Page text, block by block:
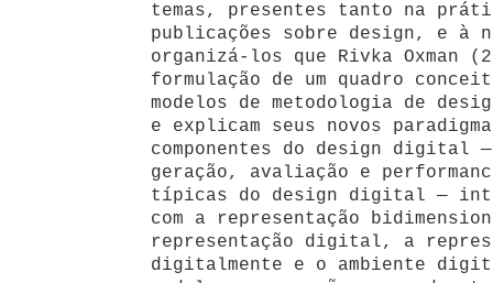
temas, presentes tanto na
publicações sobre design, e à
organizá-los que Rivka Oxman
formulação de um quadro
modelos de metodologia de
e explicam seus novos
componentes do design digital
geração, avaliação e
típicas do design digital —
com a representação
representação digital, a
digitalmente e o ambiente